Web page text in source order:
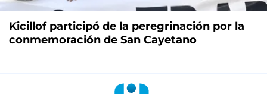
Kicillof participó de la peregrinación por la
conmemoración de San Cayetano